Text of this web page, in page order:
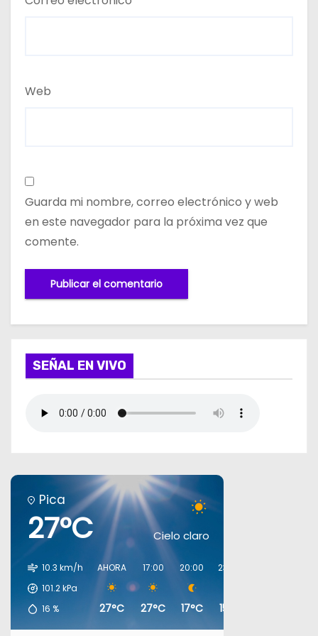
Web
Guarda mi nombre, correo electrónico y web
en este navegador para la próxima vez que
comente.
SEÑAL EN VIVO
Pica
27°C Cielo claro
10.3 km/h
101.2kPa
16 %
AHORA
27°C
17:00
27°C
20:00
17°C
23:00
15°C